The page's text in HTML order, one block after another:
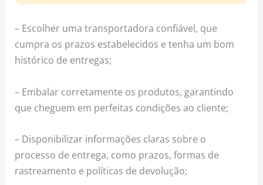
– Escolher uma transportadora confiável, que
cumpra os prazos estabelecidos e tenha um bom
histórico de entregas;
– Embalar corretamente os produtos, garantindo
que cheguem em perfeitas condições ao cliente;
– Disponibilizar informações claras sobre o
processo de entrega, como prazos, formas de
rastreamento e políticas de devolução;